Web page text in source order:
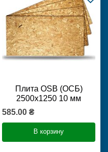
Плита OSB (ОСБ)
2500х1250 10 мм
585.00 ₴
В корзину